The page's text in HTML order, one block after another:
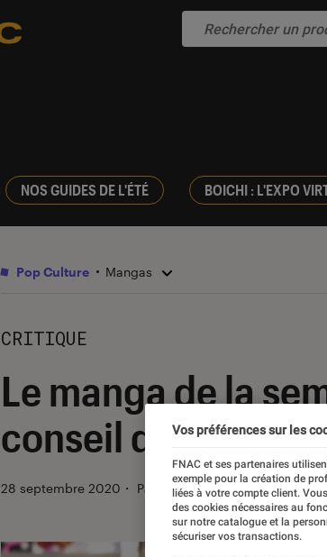
NOS GUIDES DE L'ÉTÉ BOICHI : L'EXPO
Pop Culture Mangas
CRITIQUE
Le manga de la
conseil de Louis-
28 septembre 2020 ・ Par Anastasia
Vos préférences sur les
FNAC et ses partenaires
exemple pour la création de
liées à votre compte client.
des cookies nécessaires au
sur notre catalogue et la
sécuriser vos transactions.